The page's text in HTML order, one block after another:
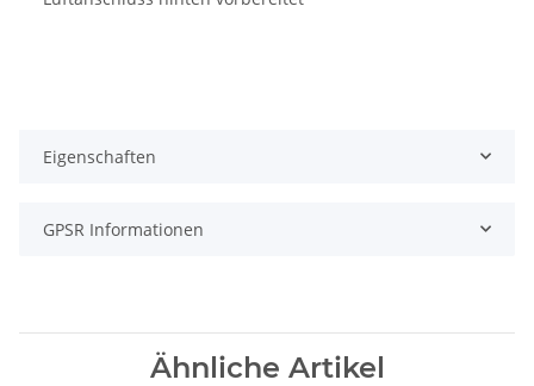
Eigenschaften
GPSR Informationen
Ähnliche Artikel